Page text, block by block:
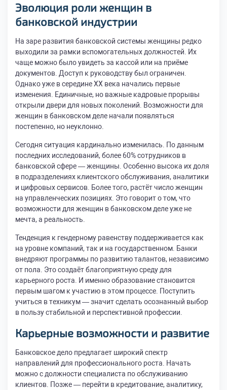
Эволюция роли женщин в
банковской индустрии
На заре развития банковской системы женщины редко
выходили за рамки вспомогательных должностей. Их
чаще можно было увидеть за кассой или на приёме
документов. Доступ к руководству был ограничен.
Однако уже в середине XX века начались первые
изменения. Единичные, но важные кадровые прорывы
открыли двери для новых поколений. Возможности для
женщин в банковском деле начали появляться
постепенно, но неуклонно.
Сегодня ситуация кардинально изменилась. По данным
последних исследований, более 60% сотрудников в
банковской сфере — женщины. Особенно высока их доля
в подразделениях клиентского обслуживания, аналитики
и цифровых сервисов. Более того, растёт число женщин
на управленческих позициях. Это говорит о том, что
возможности для женщин в банковском деле уже не
мечта, а реальность.
Тенденция к гендерному равенству поддерживается как
на уровне компаний, так и на государственном. Банки
внедряют программы по развитию талантов, независимо
от пола. Это создаёт благоприятную среду для
карьерного роста. И именно образование становится
первым шагом к участию в этом процессе. Поступить
учиться в техникум — значит сделать осознанный выбор
в пользу стабильной и перспективной профессии.
Карьерные возможности и развитие
Банковское дело предлагает широкий спектр
направлений для профессионального роста. Начать
можно с должности специалиста по обслуживанию
клиентов. Позже — перейти в кредитование, аналитику,